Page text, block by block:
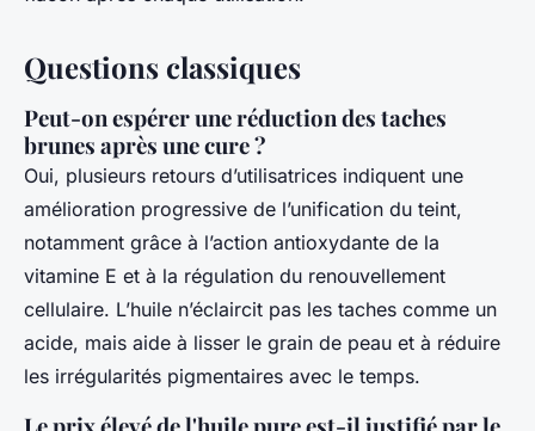
Questions classiques
Peut-on espérer une réduction des taches
brunes après une cure ?
Oui, plusieurs retours d’utilisatrices indiquent une
amélioration progressive de l’unification du teint,
notamment grâce à l’action antioxydante de la
vitamine E et à la régulation du renouvellement
cellulaire. L’huile n’éclaircit pas les taches comme un
acide, mais aide à lisser le grain de peau et à réduire
les irrégularités pigmentaires avec le temps.